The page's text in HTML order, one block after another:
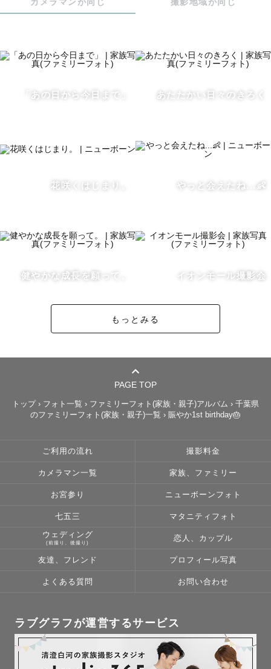
--------------------------------------------------------
※交通費を頂ければどこへでも伺います※
【参考の超過交通費一例】
・船橋市内　￥5,000〜
分のエリアはいくらなのか？💰などありましたらまずはお
移動時間等でご依頼をお受けできない場合がございます。
「あの日から今日まで」 あたたかい日々のきろく
花咲くはじまり。 やっと会えたね...👶
健やかな成長を願って。 イオンモール撮影会
もっとみる
PAGE TOP
トップ › フォト一覧 › ファミリーフォト(家族・親子)アルバム › 千葉県
のファミリーフォト(家族・親子)一覧 › 賑やか1st birthday🎂
ご利用の流れ 撮影料金
カメラマン一覧 家族、ファミリー
お宮参り ニューボーンフォト
七五三 マタニティフォト
ウェディング
(前撮り、後撮り)
恋人、カップル
友達、フレンド プロフィール写真
よくある質問 お問い合わせ
ラブグラフが運営するサービス